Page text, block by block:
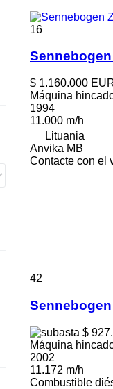
16
Sennebogen
$ 1.160.000
Máquina
1994
11.000 m/h
Lituania
Anvika MB
Contacte con el
42
Sennebogen
$
Máquina
2002
11.172 m/h
Combustible